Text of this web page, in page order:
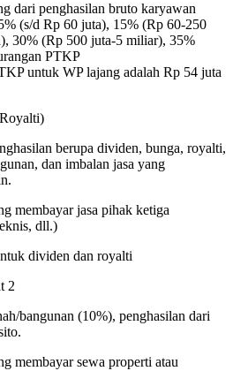
dari penghasilan bruto karyawan
(s/d Rp 60 juta), 15% (Rp 60-250
30% (Rp 500 juta-5 miliar), 35%
PTKP
untuk WP lajang adalah Rp 54 juta
berupa dividen, bunga, royalti,
dan imbalan jasa yang
membayar jasa pihak ketiga
dll.)
dividen dan royalti
2
bangunan (10%), penghasilan dari
membayar sewa properti atau